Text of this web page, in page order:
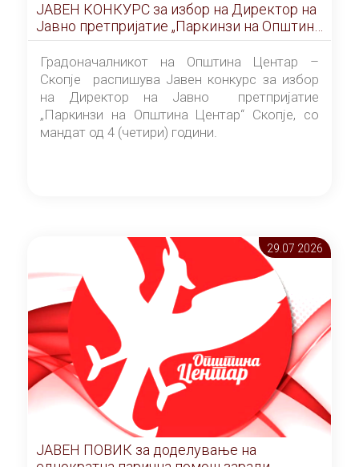
ЈАВЕН КОНКУРС за избор на Директор на
Јавно претпријатие „Паркинзи на Општина
Центар“ – Скопје
Градоначалникот на Општина Центар –
Скопје распишува Јавен конкурс за избор
на Директор на Јавно претпријатие
„Паркинзи на Општина Центар“ Скопје, со
мандат од 4 (четири) години.
29.07 2026
ЈАВЕН ПОВИК за доделување на